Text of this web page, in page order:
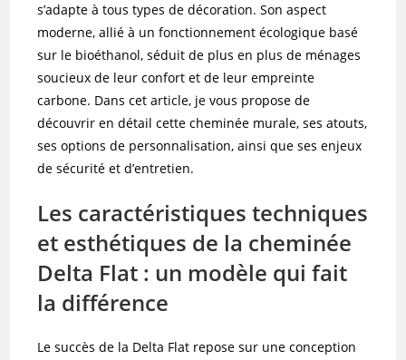
s’adapte à tous types de décoration. Son aspect
moderne, allié à un fonctionnement écologique basé
sur le bioéthanol, séduit de plus en plus de ménages
soucieux de leur confort et de leur empreinte
carbone. Dans cet article, je vous propose de
découvrir en détail cette cheminée murale, ses atouts,
ses options de personnalisation, ainsi que ses enjeux
de sécurité et d’entretien.
Les caractéristiques techniques
et esthétiques de la cheminée
Delta Flat : un modèle qui fait
la différence
Le succès de la Delta Flat repose sur une conception